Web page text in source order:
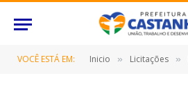
VOCÊ ESTÁ EM: Inicio » Licitações »